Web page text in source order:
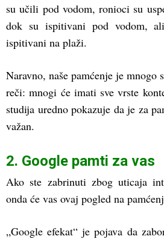
su učili pod vodom, ronioci su
dok su ispitivani pod vodom,
ispitivani na plaži.
Naravno, naše pamćenje je mnogo
reči: mnogi će imati sve vrste
studija uredno pokazuje da je za
važan.
2. Google pamti za vas
Ako ste zabrinuti zbog uticaja
onda će vas ovaj pogled na
„Google efekat“ je pojava da